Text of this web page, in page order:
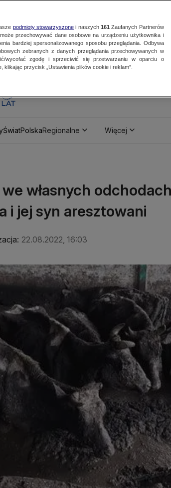
ŚwiatPolskaRegionalne Więcej
własnych
i jej syn aresztowani
22.08.2022, 16:03
podmioty stowarzyszonei naszych 161 Zaufanych Partnerów
przechowywać dane osobowe na urządzeniu użytkownika i
bardziej spersonalizowanego sposobu przeglądania. Odbywa
zebranych z danych przeglądania przechowywanych w
wycofać zgodę i sprzeciwić się przetwarzaniu w oparciu o
przycisk „Ustawienia plików cookie i reklam”.